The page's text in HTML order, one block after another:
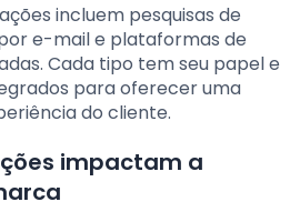
incluem pesquisas de
e-mail e plataformas de
Cada tipo tem seu papel e
para oferecer uma
do cliente.
impactam a